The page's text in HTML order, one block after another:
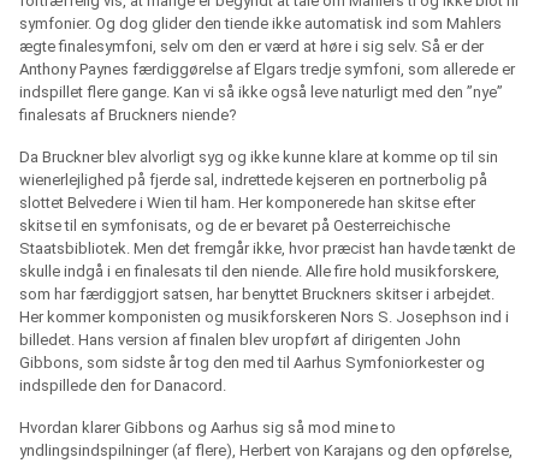
symfonier. Og dog glider den tiende ikke automatisk ind som Mahlers
ægte finalesymfoni, selv om den er værd at høre i sig selv. Så er der
Anthony Paynes færdiggørelse af Elgars tredje symfoni, som allerede er
indspillet flere gange. Kan vi så ikke også leve naturligt med den ”nye”
finalesats af Bruckners niende?
Da Bruckner blev alvorligt syg og ikke kunne klare at komme op til sin
wienerlejlighed på fjerde sal, indrettede kejseren en portnerbolig på
slottet Belvedere i Wien til ham. Her komponerede han skitse efter
skitse til en symfonisats, og de er bevaret på Oesterreichische
Staatsbibliotek. Men det fremgår ikke, hvor præcist han havde tænkt de
skulle indgå i en finalesats til den niende. Alle fire hold musikforskere,
som har færdiggjort satsen, har benyttet Bruckners skitser i arbejdet.
Her kommer komponisten og musikforskeren Nors S. Josephson ind i
billedet. Hans version af finalen blev uropført af dirigenten John
Gibbons, som sidste år tog den med til Aarhus Symfoniorkester og
indspillede den for Danacord.
Hvordan klarer Gibbons og Aarhus sig så mod mine to
yndlingsindspilninger (af flere), Herbert von Karajans og den opførelse,